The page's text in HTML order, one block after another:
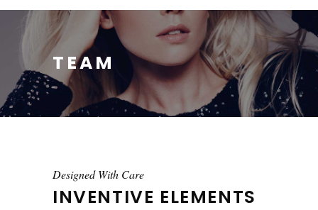
TEAM
Designed With Care
INVENTIVE ELEMENTS